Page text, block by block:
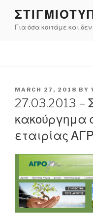
contentΓια όσα κοιτάμε και
POSTED
ON
MARCH 27, 2018 BY
27.03.2013 –
κακούργημα
εταιρίας